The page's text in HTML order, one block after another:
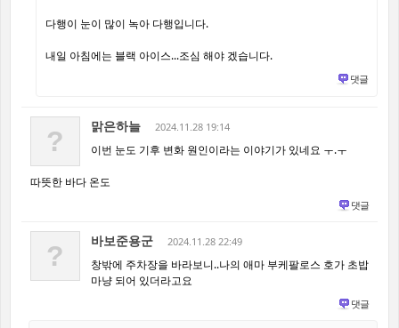
다행이 눈이 많이 녹아 다행입니다.
내일 아침에는 블랙 아이스...조심 해야 겠습니다.
댓글
? 맑은하늘 2024.11.28 19:14
이번 눈도 기후 변화 원인이라는 이야기가 있네요 ㅜ.ㅜ
따뜻한 바다 온도
댓글
? 바보준용군 2024.11.28 22:49
창밖에 주차장을 바라보니..나의 애마 부케팔로스 호가 초밥
마냥 되어 있더라고요
댓글